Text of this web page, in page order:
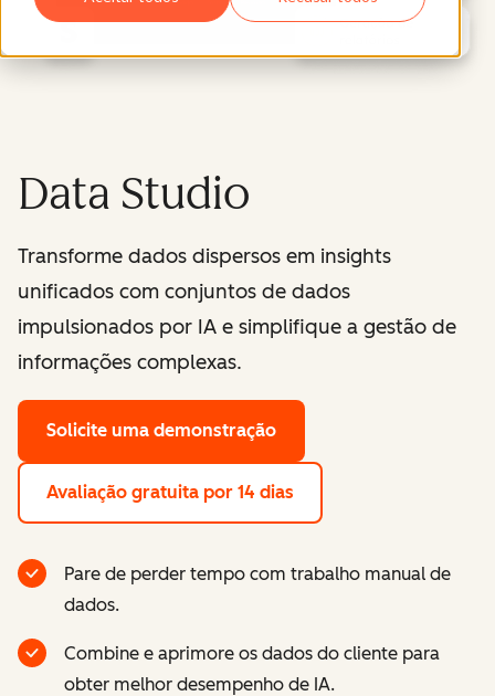
Data Studio
Transforme dados dispersos em insights
unificados com conjuntos de dados
impulsionados por IA e simplifique a gestão de
informações complexas.
Solicite uma demonstração
Avaliação gratuita por 14 dias
Pare de perder tempo com trabalho manual de
dados.
Combine e aprimore os dados do cliente para
obter melhor desempenho de IA.